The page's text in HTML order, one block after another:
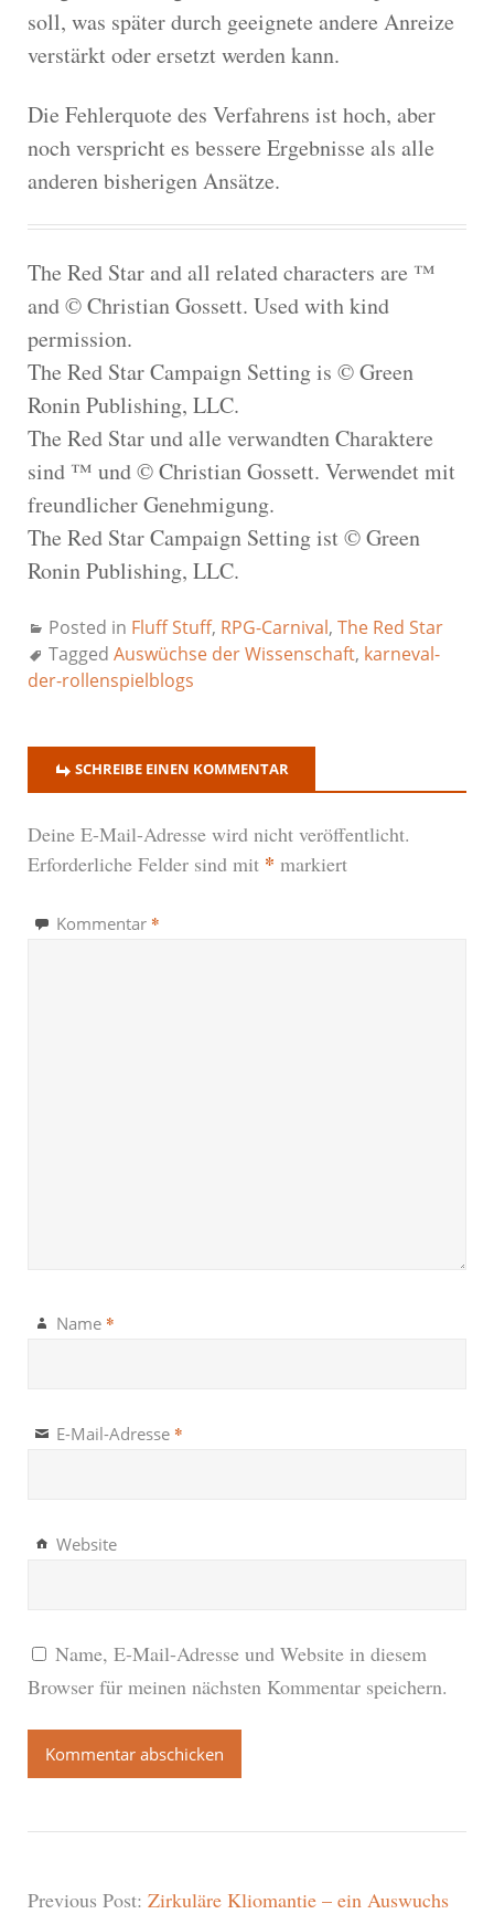
soll, was später durch geeignete andere Anreize
verstärkt oder ersetzt werden kann.
Die Fehlerquote des Verfahrens ist hoch, aber
noch verspricht es bessere Ergebnisse als alle
anderen bisherigen Ansätze.
The Red Star and all related characters are ™
and © Christian Gossett. Used with kind
permission.
The Red Star Campaign Setting is © Green
Ronin Publishing, LLC.
The Red Star und alle verwandten Charaktere
sind ™ und © Christian Gossett. Verwendet mit
freundlicher Genehmigung.
The Red Star Campaign Setting ist © Green
Ronin Publishing, LLC.
Posted in Fluff Stuff, RPG-Carnival, The Red Star
Tagged Auswüchse der Wissenschaft, karneval-
der-rollenspielblogs
SCHREIBE EINEN KOMMENTAR
Deine E-Mail-Adresse wird nicht veröffentlicht.
Erforderliche Felder sind mit * markiert
Kommentar *
Name *
E-Mail-Adresse *
Website
Name, E-Mail-Adresse und Website in diesem
Browser für meinen nächsten Kommentar speichern.
Previous Post: Zirkuläre Kliomantie – ein Auswuchs